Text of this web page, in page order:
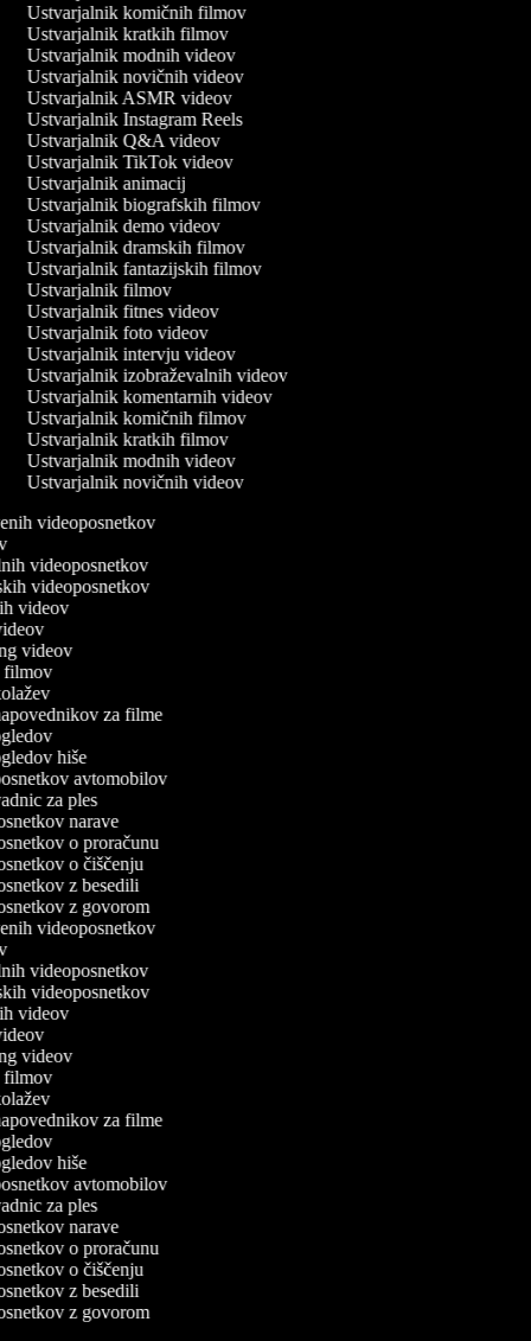
Ustvarjalnik komičnih filmov
Ustvarjalnik kratkih filmov
Ustvarjalnik modnih videov
Ustvarjalnik novičnih videov
Ustvarjalnik ASMR videov
Ustvarjalnik Instagram Reels
Ustvarjalnik Q&A videov
Ustvarjalnik TikTok videov
Ustvarjalnik animacij
Ustvarjalnik biografskih filmov
Ustvarjalnik demo videov
Ustvarjalnik dramskih filmov
Ustvarjalnik fantazijskih filmov
Ustvarjalnik filmov
Ustvarjalnik fitnes videov
Ustvarjalnik foto videov
Ustvarjalnik intervju videov
Ustvarjalnik izobraževalnih videov
Ustvarjalnik komentarnih videov
Ustvarjalnik komičnih filmov
Ustvarjalnik kratkih filmov
Ustvarjalnik modnih videov
Ustvarjalnik novičnih videov
videoposnetkov
videoposnetkov
videoposnetkov
videov
videov
filmov
za filme
hiše
avtomobilov
za ples
narave
o proračunu
o čiščenju
z besedili
z govorom
videoposnetkov
videoposnetkov
videoposnetkov
videov
videov
filmov
za filme
hiše
avtomobilov
za ples
narave
o proračunu
o čiščenju
z besedili
z govorom